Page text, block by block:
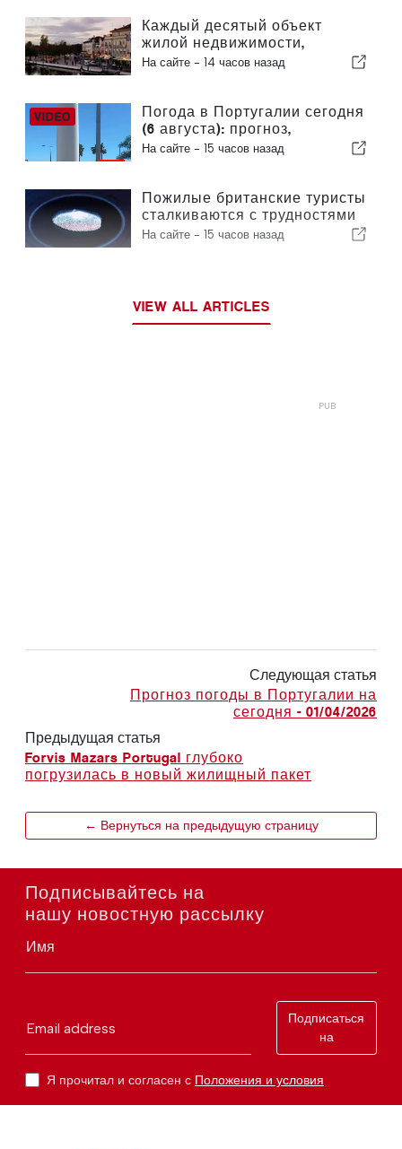
2030 года в связи с кризисом
вокруг Сеуты
Каждый десятый объект
жилой недвижимости,
выставленный на продажу в
На сайте - 14 часов назад
Погода в Португалии сегодня
(6 августа): прогноз,
температура и что ожидать
На сайте - 15 часов назад
Пожилые британские туристы
сталкиваются с трудностями
в связи с введением в
На сайте - 15 часов назад
VIEW ALL ARTICLES
Следующая статья
Прогноз погоды в Португалии на
сегодня - 01/04/2026
Предыдущая статья
Forvis Mazars Portugal глубоко
погрузилась в новый жилищный пакет
← Вернуться на предыдущую страницу
Подписывайтесь на
нашу новостную рассылку
Имя
Email address
Подписаться
на
Я прочитал и согласен с Положения и условия